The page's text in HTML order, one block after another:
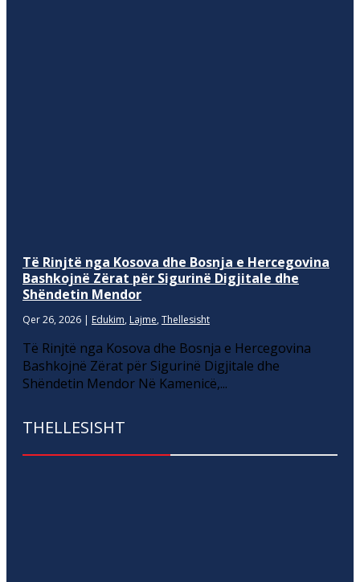
Të Rinjtë nga Kosova dhe Bosnja e Hercegovina
Bashkojnë Zërat për Sigurinë Digjitale dhe
Shëndetin Mendor
Qer 26, 2026 | Edukim, Lajme, Thellesisht
Të Rinjtë nga Kosova dhe Bosnja e Hercegovina
Bashkojnë Zërat për Sigurinë Digjitale dhe
Shëndetin Mendor Në Kamenicë,...
THELLESISHT